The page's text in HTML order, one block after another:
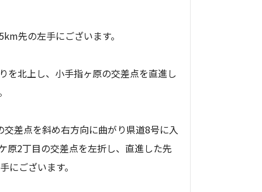
先の左手にございます。
を北上し、小手指ヶ原の交差点を直進し
差点を斜め右方向に曲がり県道8号に入
原2丁目の交差点を左折し、直進した先
ございます。